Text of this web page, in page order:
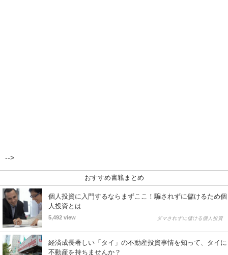
-->
おすすめ書籍まとめ
個人投資に入門するならまずここ！騙されずに儲けるため個
人投資とは
5,492 view ダマされずに儲ける個人投資
経済成長著しい「タイ」の不動産投資事情を知って、タイに
不動産を持ちませんか？